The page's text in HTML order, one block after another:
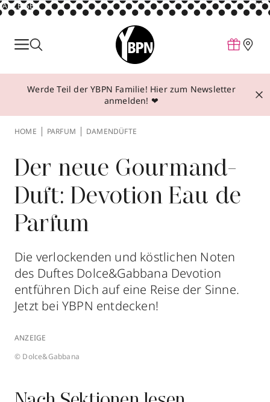
ANZEIGE
Parfum
Make-up
Behandlungen
Über YBPN
Aktionen
Storefinder
Werde Teil der YBPN Familie! Hier zum Newsletter
anmelden! ❤
HOME PARFUM DAMENDÜFTE
Der neue Gourmand-
Duft: Devotion Eau de
Parfum
Die verlockenden und köstlichen Noten
des Duftes Dolce&Gabbana Devotion
entführen Dich auf eine Reise der Sinne.
Jetzt bei YBPN entdecken!
ANZEIGE
© Dolce&Gabbana